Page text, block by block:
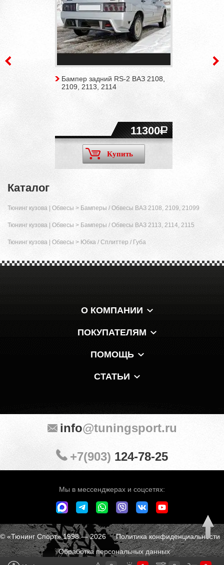
Бампер задний RS-2 ВАЗ 2108,
2109, 2113, 2114
11300
Купить
Каталог
Тюнинг кузова | Обвесы > Бамперы / Обвесы ВАЗ 2108, 2109, 21099
Тюнинг кузова | Обвесы > Бамперы / Обвесы ВАЗ 2113, 2114, 2115
Тюнинг кузова | Обвесы > Юбка / Сплиттер / Губа
О КОМПАНИИ
ПОКУПАТЕЛЯМ
ПОМОЩЬ
СТАТЬИ
Мы в мессенджерах и соцсетях:
info@tuningsport.ru
+7(903) 124-78-25
© «Тюнинг Спорт» 1998 — 2026Политика конфиденциальности
Обработка персональных данных